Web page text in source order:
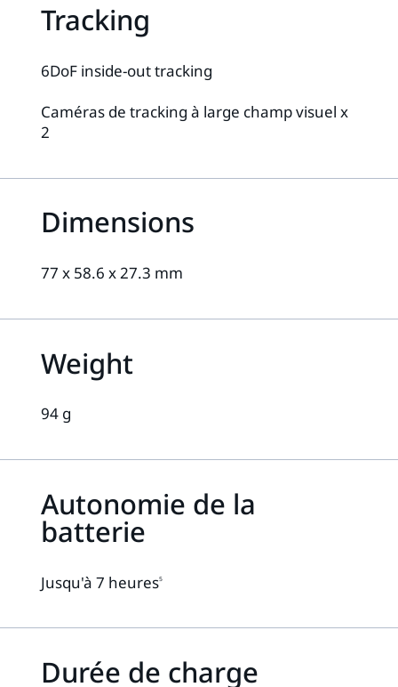
Tracking
6DoF inside-out tracking
Caméras de tracking à large champ visuel x
2
Dimensions
77 x 58.6 x 27.3 mm
Weight
94 g
Autonomie de la
batterie
Jusqu'à 7 heures5
Durée de charge